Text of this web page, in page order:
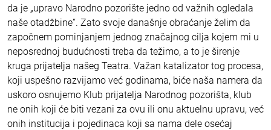
da je „upravo Narodno pozorište jedno od važnih ogledala
naše otadžbine“. Zato svoje današnje obraćanje želim da
započnem pominjanjem jednog značajnog cilja kojem mi u
neposrednoj budućnosti treba da težimo, a to je širenje
kruga prijatelja našeg Teatra. Važan katalizator tog procesa,
koji uspešno razvijamo već godinama, biće naša namera da
uskoro osnujemo Klub prijatelja Narodnog pozorišta, klub
ne onih koji će biti vezani za ovu ili onu aktuelnu upravu, već
onih institucija i pojedinaca koji sa nama dele osećaj